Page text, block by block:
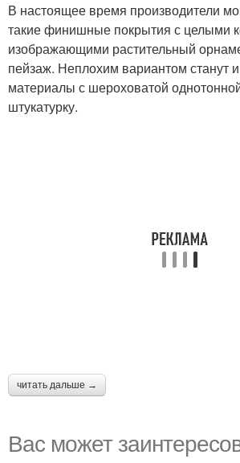
В настоящее время производители
такие финишные покрытия с целыми
изображающими растительный
пейзаж. Неплохим вариантом станут
материалы с шероховатой
штукатурку.
читать дальше →
Вас может